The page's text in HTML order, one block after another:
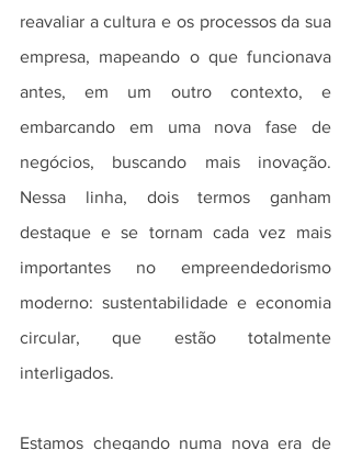
reavaliar a cultura e os processos da sua
empresa, mapeando o que funcionava
antes, em um outro contexto, e
embarcando em uma nova fase de
negócios, buscando mais inovação.
Nessa linha, dois termos ganham
destaque e se tornam cada vez mais
importantes no empreendedorismo
moderno: sustentabilidade e economia
circular, que estão totalmente
interligados.
Estamos chegando numa nova era de